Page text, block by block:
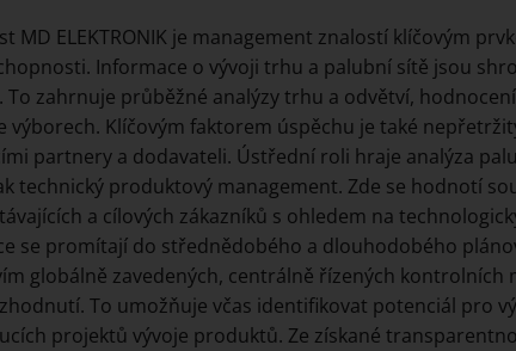
MD ELEKTRONIK je management znalostí klíčovým
Informace o vývoji trhu a palubní sítě jsou
To zahrnuje průběžné analýzy trhu a odvětví,
výborech. Klíčovým faktorem úspěchu je také
partnery a dodavateli. Ústřední roli hraje analýza
technický produktový management. Zde se hodnotí
a cílových zákazníků s ohledem na
se promítají do střednědobého a dlouhodobého
globálně zavedených, centrálně řízených kontrolních
To umožňuje včas identifikovat potenciál pro
projektů vývoje produktů. Ze získané